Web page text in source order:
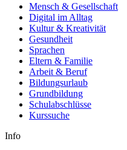
Mensch & Gesellschaft
Digital im Alltag
Kultur & Kreativität
Gesundheit
Sprachen
Eltern & Familie
Arbeit & Beruf
Bildungsurlaub
Grundbildung
Schulabschlüsse
Kurssuche
Info